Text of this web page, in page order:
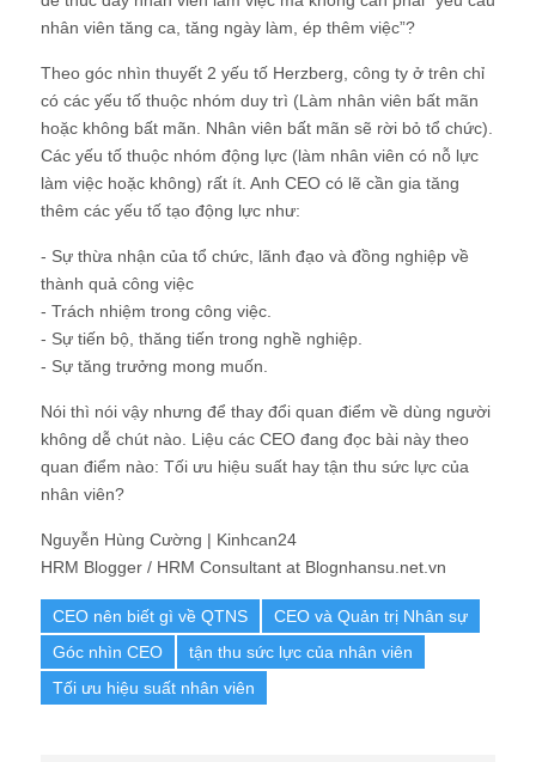
nhân viên tăng ca, tăng ngày làm, ép thêm việc”?
Theo góc nhìn thuyết 2 yếu tố Herzberg, công ty ở trên chỉ
có các yếu tố thuộc nhóm duy trì (Làm nhân viên bất mãn
hoặc không bất mãn. Nhân viên bất mãn sẽ rời bỏ tổ chức).
Các yếu tố thuộc nhóm động lực (làm nhân viên có nỗ lực
làm việc hoặc không) rất ít. Anh CEO có lẽ cần gia tăng
thêm các yếu tố tạo động lực như:
- Sự thừa nhận của tổ chức, lãnh đạo và đồng nghiệp về
thành quả công việc
- Trách nhiệm trong công việc.
- Sự tiến bộ, thăng tiến trong nghề nghiệp.
- Sự tăng trưởng mong muốn.
Nói thì nói vậy nhưng để thay đổi quan điểm về dùng người
không dễ chút nào. Liệu các CEO đang đọc bài này theo
quan điểm nào: Tối ưu hiệu suất hay tận thu sức lực của
nhân viên?
Nguyễn Hùng Cường | Kinhcan24
HRM Blogger / HRM Consultant at Blognhansu.net.vn
CEO nên biết gì về QTNS
CEO và Quản trị Nhân sự
Góc nhìn CEO
tận thu sức lực của nhân viên
Tối ưu hiệu suất nhân viên